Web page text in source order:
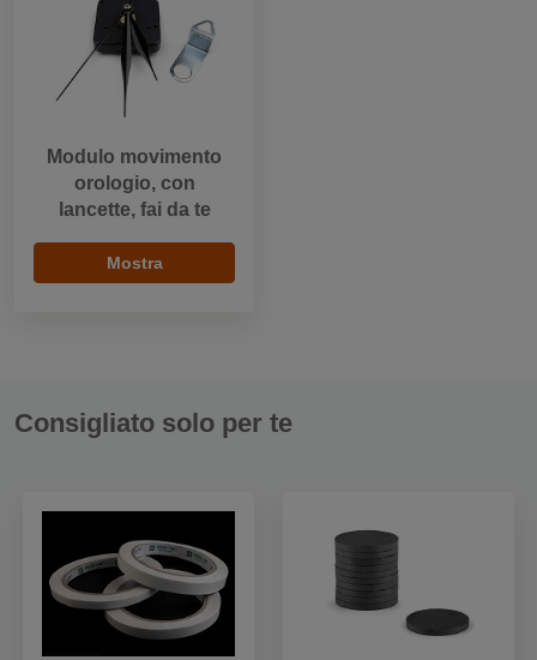
Modulo movimento
orologio, con
lancette, fai da te
Mostra
Consigliato solo per te